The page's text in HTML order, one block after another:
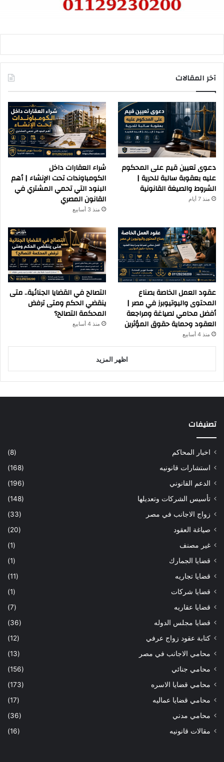
آخر المقالات
دعوى تعيين قيم على المحكوم
عليه بعقوبة سالبة للحرية |
الشروط والصيغة القانونية
منذ 7 أيام
شراء العقارات داخل
الكومباوندات تحت الإنشاء | أهم
البنود التي تحمي المشتري في
القانون المصري
منذ 3 أسابيع
عقود العمل الخاصة بصناع
المحتوى واليوتيوبرز في مصر |
أفضل محامي لصياغة ومراجعة
العقود وحماية حقوق المؤثرين
منذ 4 أسابيع
التصالح في القضايا الجنائية.. متى
ينقضي الحكم ومتى ترفض
المحكمة التصالح؟
منذ 4 أسابيع
اظهر المزيد
تصنيفات
اخبار المحاكم
(8)
استشارات قانونيه
(168)
الدعم القانوني
(196)
تأسيس الشركات وتعديلها
(148)
زواج الاجانب في مصر
(33)
صياغة العقود
(20)
غير مصنف
(1)
قضايا الجمارك
(1)
قضايا تجاريه
(11)
قضايا شركات
(1)
قضايا عقاريه
(7)
قضايا مجلس الدوله
(36)
كتابة عقود زواج عرفي
(12)
محامي الاجانب في مصر
(13)
محامي جنائي
(156)
محامي قضايا الاسره
(173)
محامي قضايا عماليه
(17)
محامي مدني
(36)
مقالات قانونيه
(16)